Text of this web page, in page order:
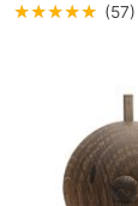
★★★★★ (57)